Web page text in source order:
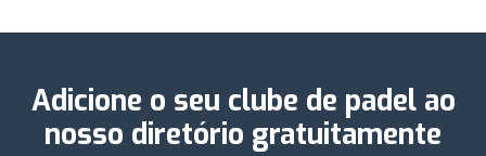
Adicione o seu clube de padel ao
nosso diretório gratuitamente